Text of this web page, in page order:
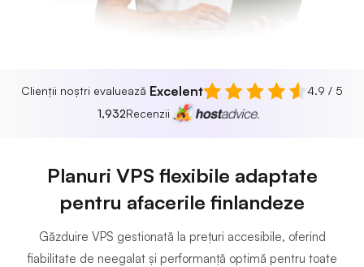
Clienții noștri evaluează Excelent
4.9 / 5
1,932Recenzii
Planuri VPS flexibile adaptate
pentru afacerile finlandeze
Găzduire VPS gestionată la prețuri accesibile, oferind
fiabilitate de neegalat și performanță optimă pentru toate